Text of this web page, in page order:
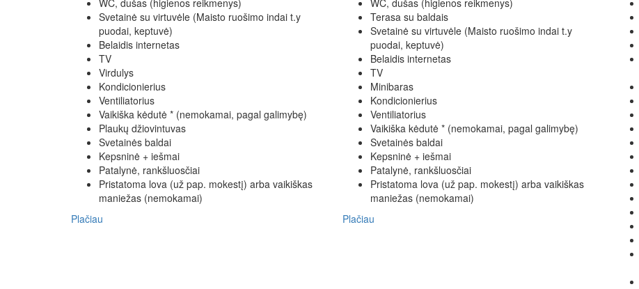
WC, dušas (higienos reikmenys)
Svetainė su virtuvėle (Maisto ruošimo indai t.y
puodai, keptuvė)
Belaidis internetas
TV
Virdulys
Kondicionierius
Ventiliatorius
Vaikiška kėdutė * (nemokamai, pagal galimybę)
Plaukų džiovintuvas
Svetainės baldai
Kepsninė + iešmai
Patalynė, rankšluosčiai
Pristatoma lova (už pap. mokestį) arba vaikiškas
maniežas (nemokamai)
Plačiau
WC, dušas (higienos reikmenys)
Terasa su baldais
Svetainė su virtuvėle (Maisto ruošimo indai t.y
puodai, keptuvė)
Belaidis internetas
TV
Minibaras
Kondicionierius
Ventiliatorius
Vaikiška kėdutė * (nemokamai, pagal galimybę)
Svetainės baldai
Kepsninė + iešmai
Patalynė, rankšluosčiai
Pristatoma lova (už pap. mokestį) arba vaikiškas
maniežas (nemokamai)
Plačiau